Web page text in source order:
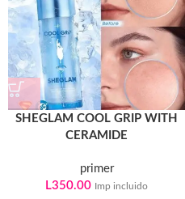
SHEGLAM COOL GRIP WITH
CERAMIDE
primer
L350.00 Imp incluido